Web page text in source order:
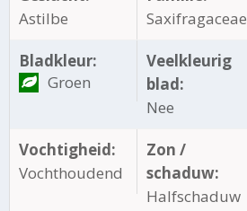
Astilbe
Saxifragaceae
Bladkleur:
Groen
Veelkleurig
blad:
Nee
Vochtigheid:
Vochthoudend
Zon /
schaduw:
Halfschaduw